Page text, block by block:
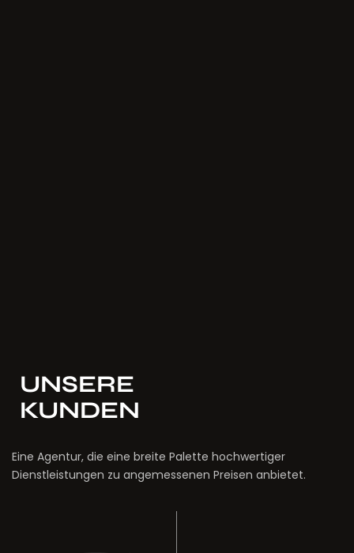
UNSERE
KUNDEN
Eine Agentur, die eine breite Palette hochwertiger
Dienstleistungen zu angemessenen Preisen anbietet.